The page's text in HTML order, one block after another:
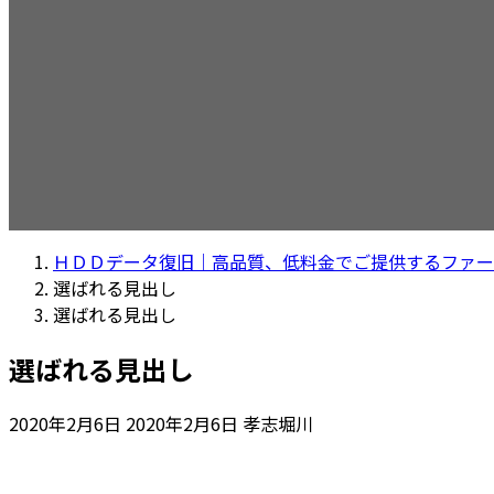
ＨＤＤデータ復旧｜高品質、低料金でご提供するファ
選ばれる見出し
選ばれる見出し
選ばれる見出し
2020年2月6日 最
2020年2月6日 孝志堀川